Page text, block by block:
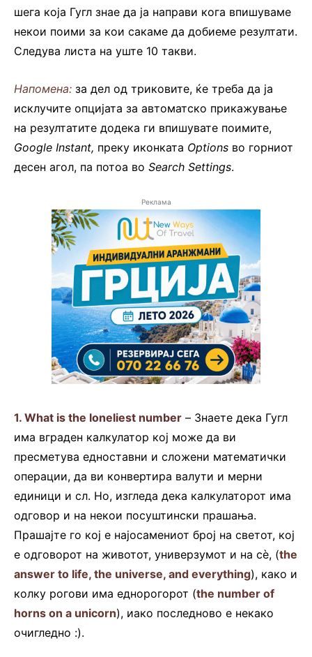
шега која Гугл знае да ја направи кога впишуваме
некои поими за кои сакаме да добиеме резултати.
Следува листа на уште 10 такви.
Напомена: за дел од триковите, ќе треба да ја
исклучите опцијата за автоматско прикажување
на резултатите додека ги впишувате поимите,
Google Instant, преку иконката Options во горниот
десен агол, па потоа во Search Settings.
Реклама
1. What is the loneliest number – Знаете дека Гугл
има вграден калкулатор кој може да ви
пресметува едноставни и сложени математички
операции, да ви конвертира валути и мерни
единици и сл. Но, изгледа дека калкулаторот има
одговор и на некои посуштински прашања.
Прашајте го кој е најосамениот број на светот, кој
е одговорот на животот, универзумот и на сè, (the
answer to life, the universe, and everything), како и
колку рогови има еднорогорот (the number of
horns on a unicorn), иако последново е некако
очигледно :).